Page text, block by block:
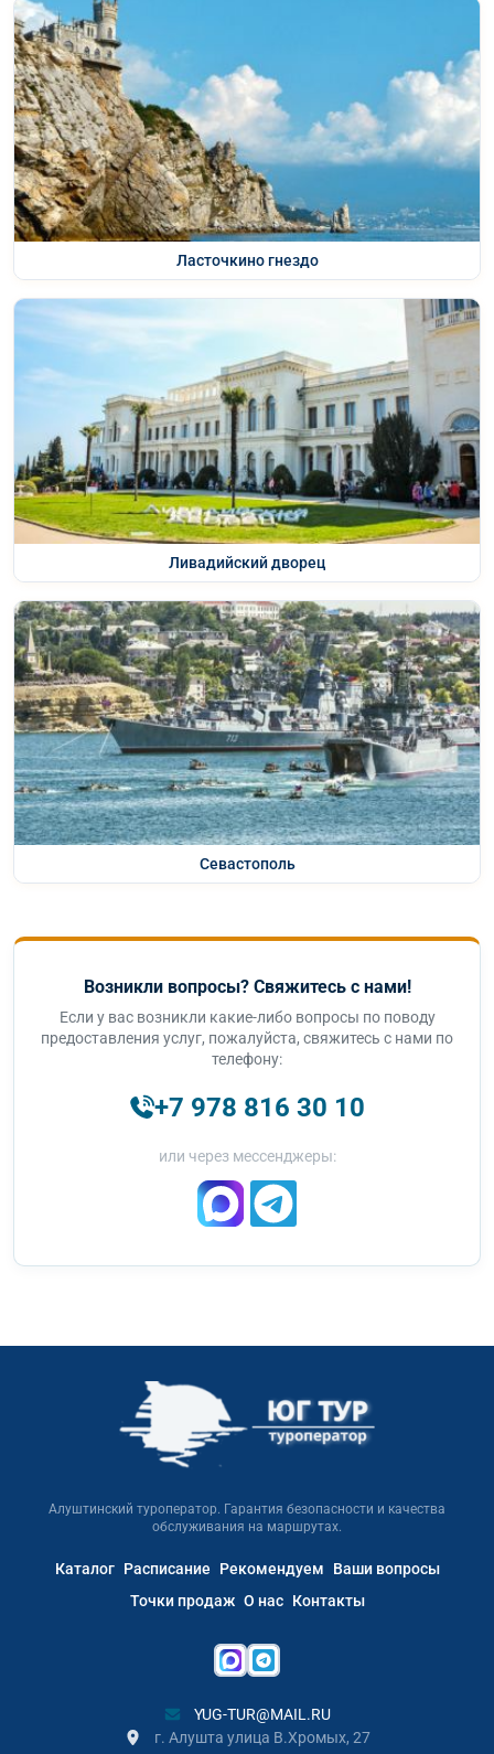
Ласточкино гнездо
Ливадийский дворец
Севастополь
Возникли вопросы? Свяжитесь с нами!
Если у вас возникли какие-либо вопросы по поводу
предоставления услуг, пожалуйста, свяжитесь с нами по
телефону:
+7 978 816 30 10
или через мессенджеры:
Алуштинский туроператор. Гарантия безопасности и качества
обслуживания на маршрутах.
Каталог Расписание Рекомендуем
Ваши вопросы
Точки продаж О нас Контакты
YUG-TUR@MAIL.RU
г. Алушта улица В.Хромых, 27